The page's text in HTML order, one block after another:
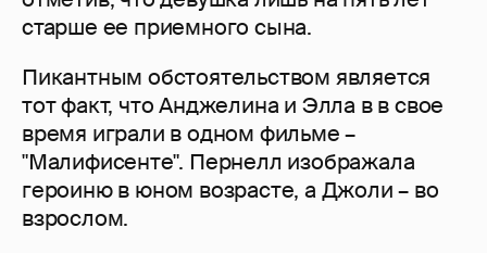
старше ее приемного сына.
Пикантным обстоятельством является
тот факт, что Анджелина и Элла в в свое
время играли в одном фильме –
"Малифисенте". Пернелл изображала
героиню в юном возрасте, а Джоли – во
взрослом.